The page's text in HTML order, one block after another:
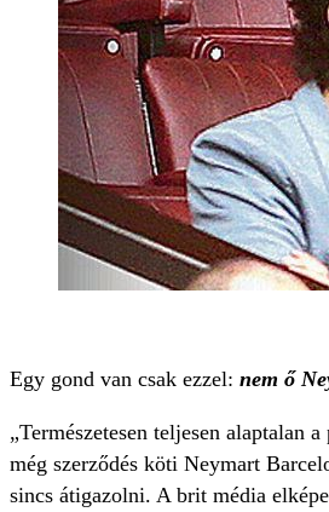
Egy gond van csak ezzel: nem ő
„Természetesen teljesen alaptalan
még szerződés köti Neymart
sincs átigazolni. A brit média